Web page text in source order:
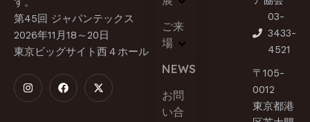
第45回 ジャパンテックス
2026年11月18～20日
東京ビッグサイト西４ホール
ご来
場
NEWS
お問
い合
03-
3433-
4521
〒105-
0012
東京都港